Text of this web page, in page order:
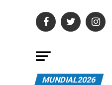
MUNDIAL2026